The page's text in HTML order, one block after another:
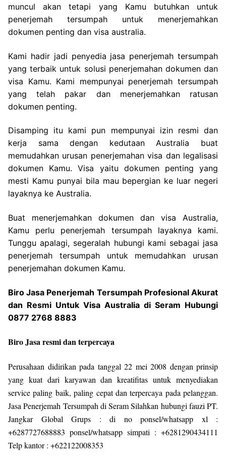
muncul akan tetapi yang Kamu butuhkan untuk
penerjemah tersumpah untuk menerjemahkan
dokumen penting dan visa australia.
Kami hadir jadi penyedia jasa penerjemah tersumpah
yang terbaik untuk solusi penerjemahan dokumen dan
visa Kamu. Kami mempunyai penerjemah tersumpah
yang telah pakar dan menerjemahkan ratusan
dokumen penting.
Disamping itu kami pun mempunyai izin resmi dan
kerja sama dengan kedutaan Australia buat
memudahkan urusan penerjemahan visa dan legalisasi
dokumen Kamu. Visa yaitu dokumen penting yang
mesti Kamu punyai bila mau bepergian ke luar negeri
layaknya ke Australia.
Buat menerjemahkan dokumen dan visa Australia,
Kamu perlu penerjemah tersumpah layaknya kami.
Tunggu apalagi, segeralah hubungi kami sebagai jasa
penerjemah tersumpah untuk memudahkan urusan
penerjemahan dokumen Kamu.
Biro Jasa Penerjemah Tersumpah Profesional Akurat
dan Resmi Untuk Visa Australia di Seram Hubungi
0877 2768 8883
Biro Jasa resmi dan terpercaya
Perusahaan didirikan pada tanggal 22 mei 2008 dengan prinsip
yang kuat dari karyawan dan kreatifitas untuk menyediakan
service paling baik, paling cepat dan terpercaya pada pelanggan.
Jasa Penerjemah Tersumpah di Seram Silahkan hubungi fauzi PT.
Jangkar Global Grups : di no ponsel/whatsapp xl :
+6287727688883 ponsel/whatsapp simpati : +6281290434111
Telp kantor : +622122008353